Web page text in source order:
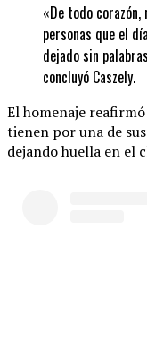
«De todo
personas que el
dejado sin
concluyó Caszely.
El homenaje
tienen por una de
dejando huella en el